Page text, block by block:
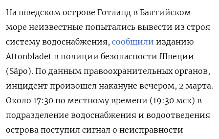
На шведском острове Готланд в Балтийском
море неизвестные попытались вывести из строя
систему водоснабжения, сообщили изданию
Aftonbladet в полиции безопасности Швеции
(Säpo). По данным правоохранительных органов,
инцидент произошел накануне вечером, 2 марта.
Около 17:30 по местному времени (19:30 мск) в
подразделение водоснабжения и водоотведения
острова поступил сигнал о неисправности